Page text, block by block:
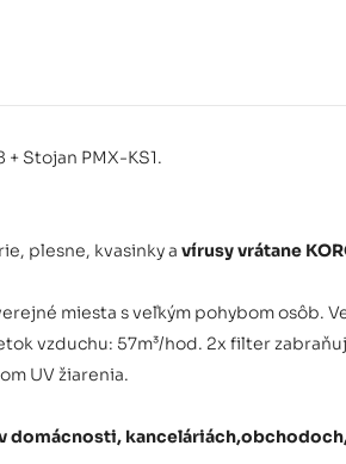
Stojan PMX-KS1.
plesne, kvasinky a vírusy vrátane
miesta s veľkým pohybom osôb.
vzduchu: 57m³/hod. 2x filter
UV žiarenia.
domácnosti,